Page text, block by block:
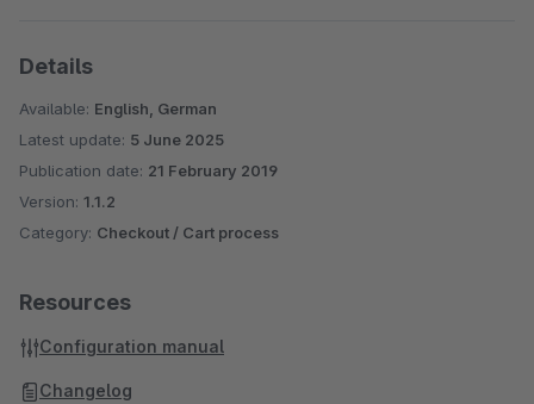
Details
Available: English, German
Latest update: 5 June 2025
Publication date: 21 February 2019
Version: 1.1.2
Category: Checkout / Cart process
Resources
Configuration manual
Changelog